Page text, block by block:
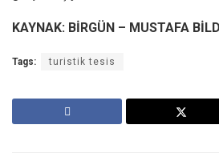
KAYNAK: BİRGÜN – MUSTAFA
Tags: turistik tesis